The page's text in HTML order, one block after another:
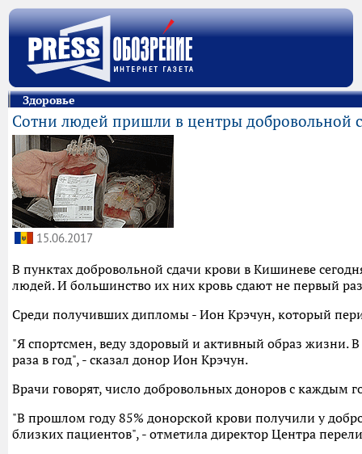
Здоровье
Сотни людей пришли в центры добровольной
15.06.2017
В пунктах добровольной сдачи крови в Кишиневе
людей. И большинство их них кровь сдают не первый
Среди получивших дипломы - Ион Крэчун, который
"Я спортсмен, веду здоровый и активный образ жизни.
раза в год", - сказал донор Ион Крэчун.
Врачи говорят, число добровольных доноров с каждым
"В прошлом году 85% донорской крови получили у
близких пациентов", - отметила директор Центра